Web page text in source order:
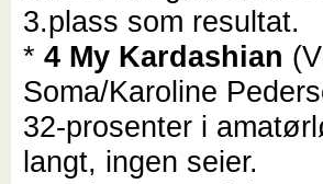
3.plass som resultat.
*4 My Kardashian
Soma/Karoline
32-prosenter i
langt, ingen seier.